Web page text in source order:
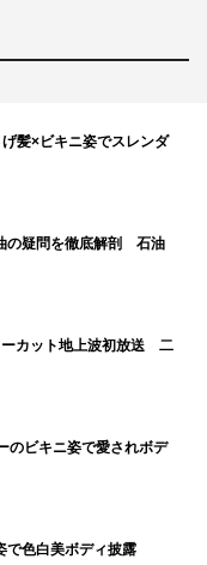
髪×ビキニ姿でスレンダ
の疑問を徹底解剖 石油
ーカット地上波初放送 二
のビキニ姿で愛されボデ
で色白美ボディ披露